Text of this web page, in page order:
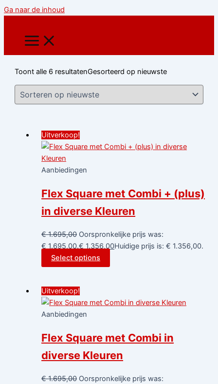
Ga naar de inhoud
Toont alle 6 resultatenGesorteerd op nieuwste
Uitverkoop!
Aanbiedingen
Flex Square met Combi + (plus)
in diverse Kleuren
€1.695,00 Oorspronkelijke prijs was:
€ 1.695,00.€ 1.356,00Huidige prijs is: € 1.356,00.
Select options
Uitverkoop!
Aanbiedingen
Flex Square met Combi in
diverse Kleuren
€1.695,00 Oorspronkelijke prijs was: